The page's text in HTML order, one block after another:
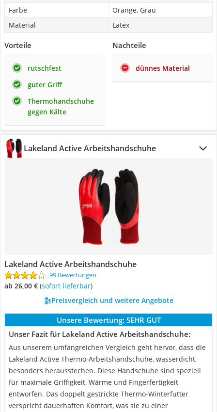
Farbe
Orange, Grau
Material
Latex
Vorteile
rutschfest
guter Griff
Thermohandschuhe
gegen Kälte
Nachteile
dünnes Material
Lakeland Active Arbeitshandschuhe
Lakeland Active Arbeitshandschuhe
99 Bewertungen
ab 26,00 € ( Sofort lieferbar)
Preisvergleich und weitere Angebote
Unsere Bewertung: SEHR GUT
Unser Fazit für Lakeland Active Arbeitshandschuhe:
Aus unserem umfangreichen Vergleich geht hervor, dass die
Lakeland Active Thermo-Arbeitshandschuhe, wasserdicht,
besonders herausstechen. Diese Handschuhe sind speziell
für maximale Griffigkeit, Wärme und Fingerfertigkeit
entworfen. Das doppelt gestrickte Thermo-Winterfutter
verspricht dauerhaften Komfort, was sie zu einer